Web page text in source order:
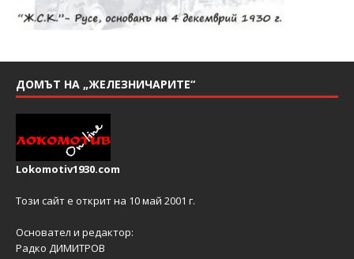
ДОМЪТ НА „ЖЕЛЕЗНИЧАРИТЕ“
Lokomotiv1930.com
Този сайт е открит на 10 май 2001 г.
Основател и редактор:
Радко ДИМИТРОВ